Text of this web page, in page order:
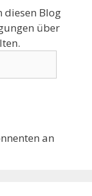
diesen Blog
über
an